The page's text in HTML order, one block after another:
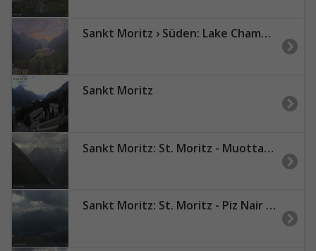
Sankt Moritz › Süden: Lake Champfèr - Piz Corvatsch
Sankt Moritz
Sankt Moritz: St. Moritz - Muottas Muragl
Sankt Moritz: St. Moritz - Piz Nair Bergstation, Blick Richtung St. Moritz und Silvaplana